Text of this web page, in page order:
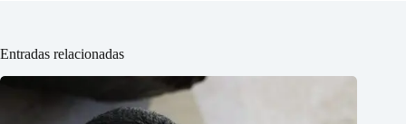
Entradas relacionadas